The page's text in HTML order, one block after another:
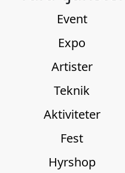
Event
Expo
Artister
Teknik
Aktiviteter
Fest
Hyrshop